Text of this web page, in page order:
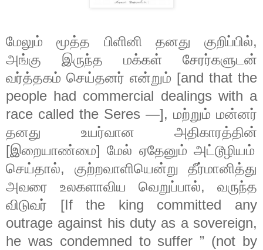
மேலும் மூத்த பிளினி தனது குறிப்பில்,
அங்கு
இருந்த மக்கள்
சேரர்களுடன்
வர்த்தகம் செய்தனர் என்றும் [and that the
people had commercial dealings with a
race called the Seres —], மற்றும் மன்னர்
தனது
உயர்வான
அதிகாரத்தின்
[இறையாண்மை]மேல் ஏதேனும் அட்டூழியம்
செய்தால், குற்றவாளியென்று
தீர்மானித்து
அவரை
உலகளாவிய வெறுப்பால், வருந்த
விடுவர் [If the king committed any
outrage against his duty as a sovereign,
he was condemned to suffer ” (not by